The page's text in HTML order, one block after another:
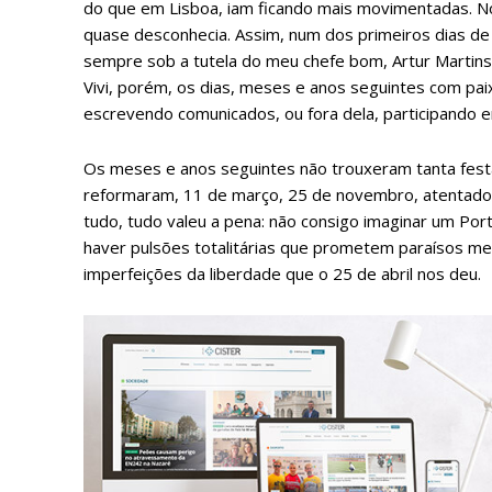
Faça-
do que em Lisboa, iam ficando mais movimentadas.
quase desconhecia. Assim, num dos primeiros dias
sempre sob a tutela do meu chefe bom, Artur
Vivi, porém, os dias, meses e anos seguintes com
escrevendo comunicados, ou fora dela, participando
Os meses e anos seguintes não trouxeram tanta
reformaram, 11 de março, 25 de novembro,
tudo, tudo valeu a pena: não consigo imaginar um
haver pulsões totalitárias que prometem paraísos
imperfeições da liberdade que o 25 de abril nos deu.